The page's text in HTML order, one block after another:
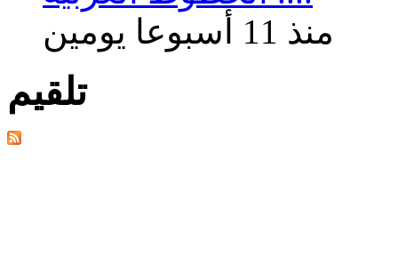
منذ 11 أسبوعا يومين
تلقيم